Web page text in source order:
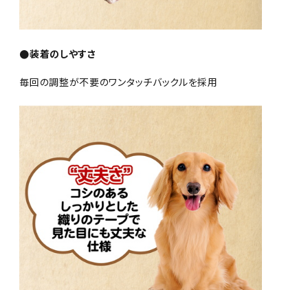
●装着のしやすさ
毎回の調整が不要のワンタッチバックルを採用